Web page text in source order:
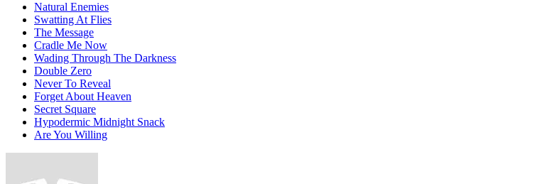
Natural Enemies
Swatting At Flies
The Message
Cradle Me Now
Wading Through The Darkness
Double Zero
Never To Reveal
Forget About Heaven
Secret Square
Hypodermic Midnight Snack
Are You Willing